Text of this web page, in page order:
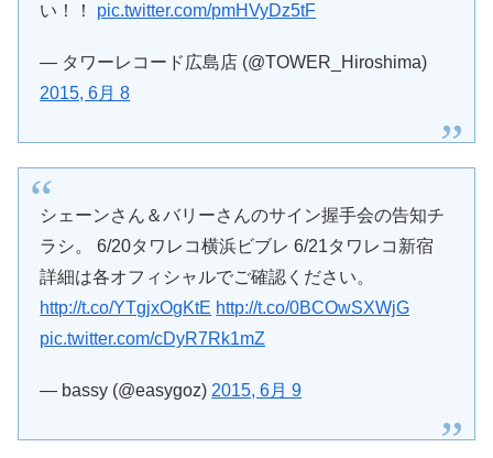
い！！ pic.twitter.com/pmHVyDz5tF
— タワーレコード広島店 (@TOWER_Hiroshima)
2015, 6月 8
シェーンさん＆バリーさんのサイン握手会の告知チ
ラシ。 6/20タワレコ横浜ビブレ 6/21タワレコ新宿
詳細は各オフィシャルでご確認ください。
http://t.co/YTgjxOgKtE http://t.co/0BCOwSXWjG
pic.twitter.com/cDyR7Rk1mZ
— bassy (@easygoz)2015, 6月 9